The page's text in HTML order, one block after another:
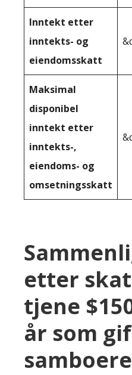
Inntekt etter
inntekts- og
eiendomsskatt
Maksimal
disponibel
inntekt etter
inntekts-,
eiendoms- og
omsetningsskatt
etter
tjene
år som
samboere